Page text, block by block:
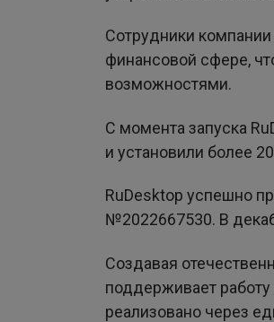
Сотрудники
финансовой сфере,
возможностями.
С момента запуска
и установили более
RuDesktop успешно
№2022667530. В
Создавая
поддерживает работу
реализовано через